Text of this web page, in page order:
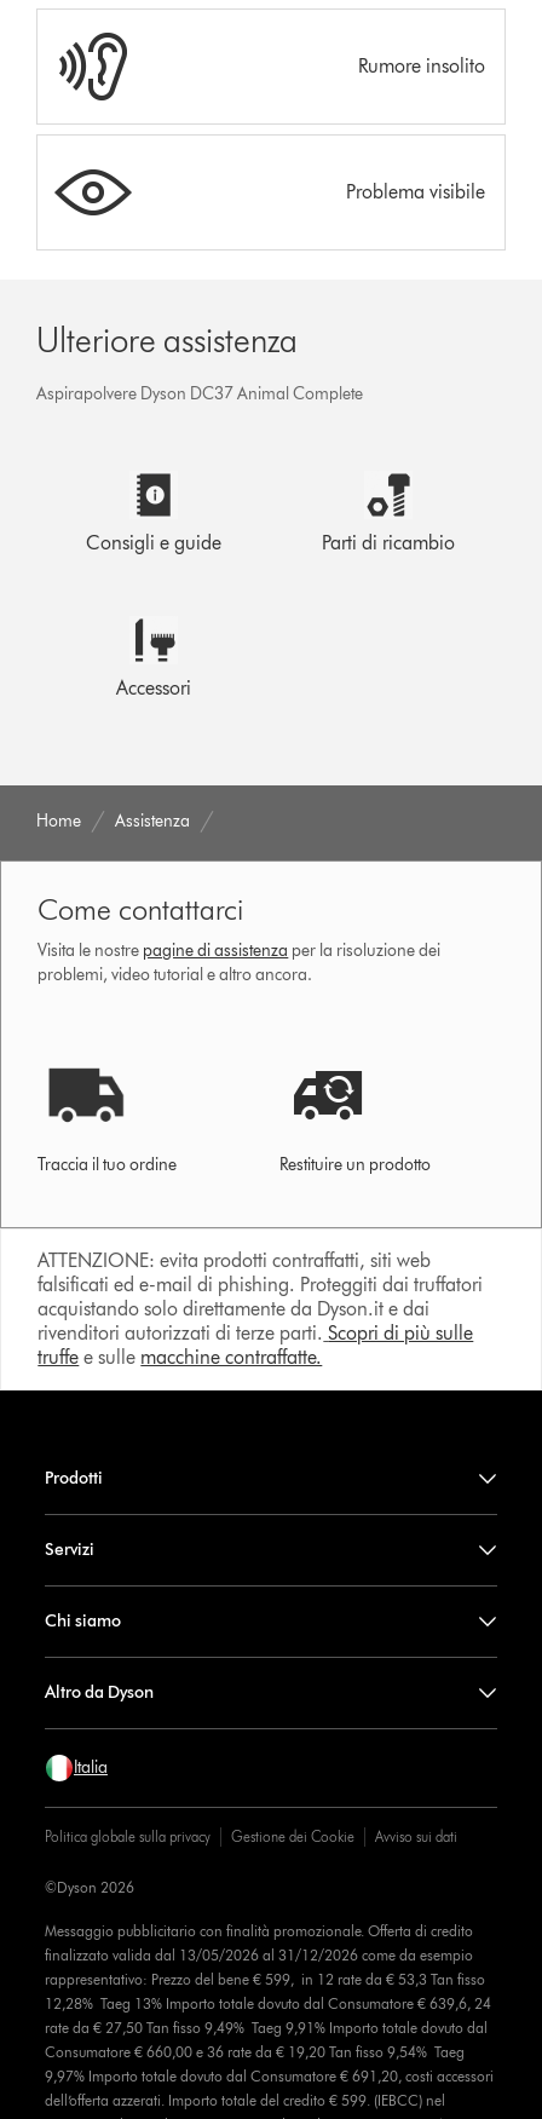
Rumore insolito
Problema visibile
Ulteriore assistenza
Aspirapolvere Dyson DC37 Animal Complete
Consigli e guide Parti di ricambio
Accessori
Home Assistenza
Come contattarci
Visita le nostre pagine di assistenza per la risoluzione dei
problemi, video tutorial e altro ancora.
Traccia il tuo ordine Restituire un prodotto
ATTENZIONE: evita prodotti contraffatti, siti web
falsificati ed e-mail di phishing. Proteggiti dai truffatori
acquistando solo direttamente da Dyson.it e dai
rivenditori autorizzati di terze parti. Scopri di più sulle
truffe e sulle macchine contraffatte.
Prodotti
Servizi
Chi siamo
Altro da Dyson
Italia
Politica globale sulla privacy Gestione dei Cookie Avviso sui dati
Messaggio pubblicitario con finalità promozionale. Offerta di credito
finalizzato valida dal 13/05/2026 al 31/12/2026 come da esempio
rappresentativo: Prezzo del bene € 599, in 12 rate da € 53,3 Tan fisso
12,28% Taeg 13% Importo totale dovuto dal Consumatore € 639,6, 24
rate da € 27,50 Tan fisso 9,49% Taeg 9,91% Importo totale dovuto dal
Consumatore € 660,00 e 36 rate da € 19,20 Tan fisso 9,54% Taeg
9,97% Importo totale dovuto dal Consumatore € 691,20, costi accessori
dell’offerta azzerati. Importo totale del credito € 599. (IEBCC) nel
©Dyson 2026